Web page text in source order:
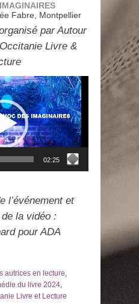
Fabre, Montpellier
par Autour
Livre &
02:25
l’événement et
la vidéo :
pour ADA
autrices en lecture
du livre 2024
Livre et Lecture